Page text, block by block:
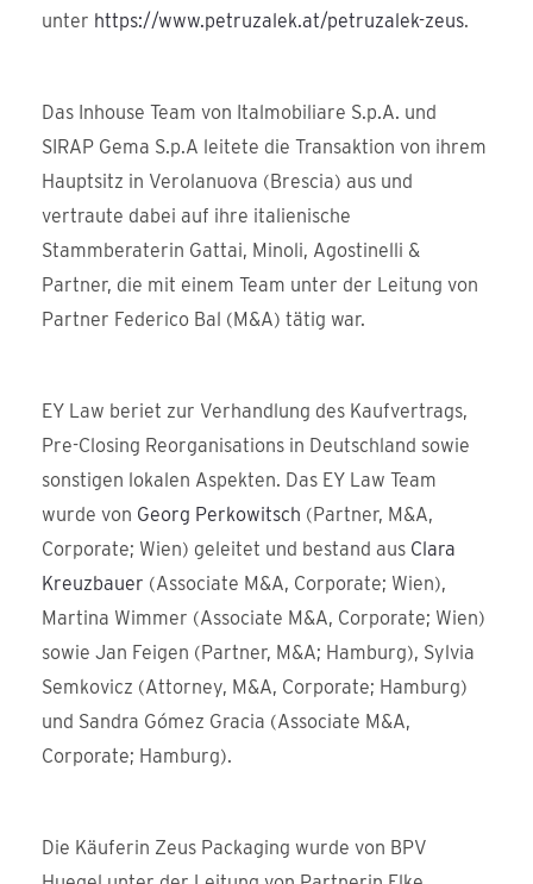
unter https://www.petruzalek.at/petruzalek-zeus.
Das Inhouse Team von Italmobiliare S.p.A. und
SIRAP Gema S.p.A leitete die Transaktion von ihrem
Hauptsitz in Verolanuova (Brescia) aus und
vertraute dabei auf ihre italienische
Stammberaterin Gattai, Minoli, Agostinelli &
Partner, die mit einem Team unter der Leitung von
Partner Federico Bal (M&A) tätig war.
EY Law beriet zur Verhandlung des Kaufvertrags,
Pre-Closing Reorganisations in Deutschland sowie
sonstigen lokalen Aspekten. Das EY Law Team
wurde von Georg Perkowitsch (Partner, M&A,
Corporate; Wien) geleitet und bestand aus Clara
Kreuzbauer (Associate M&A, Corporate; Wien),
Martina Wimmer (Associate M&A, Corporate; Wien)
sowie Jan Feigen (Partner, M&A; Hamburg), Sylvia
Semkovicz (Attorney, M&A, Corporate; Hamburg)
und Sandra Gómez Gracia (Associate M&A,
Corporate; Hamburg).
Die Käuferin Zeus Packaging wurde von BPV